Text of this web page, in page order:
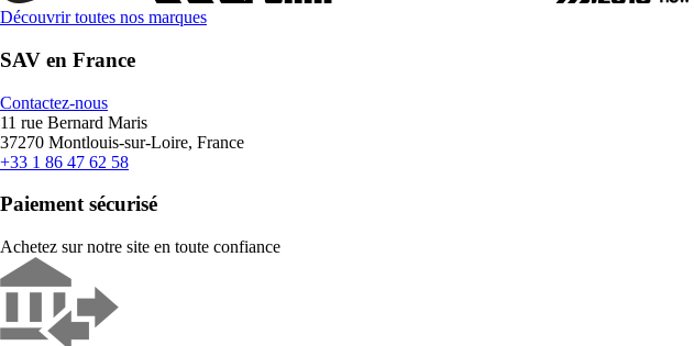
Découvrir toutes nos marques
SAV en France
Contactez-nous
11 rue Bernard Maris
37270 Montlouis-sur-Loire, France
+33 1 86 47 62 58
Paiement sécurisé
Achetez sur notre site en toute confiance